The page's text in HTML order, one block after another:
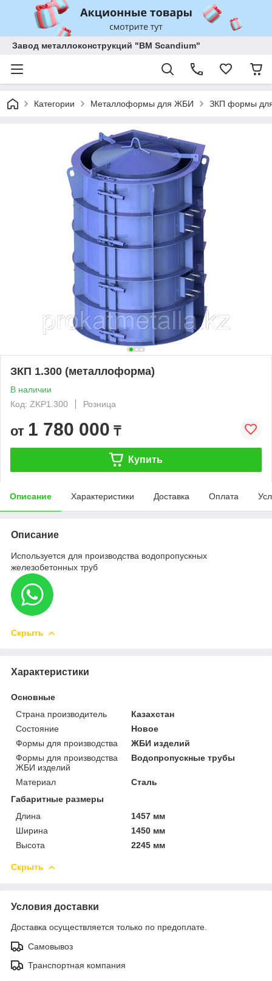
Завод металлоконструкций "BM Scandium"
Категории Металлоформы для ЖБИ ЗКП формы для
ЗКП 1.300 (металлоформа)
В наличии
Код: ZKP1.300
Розница
от 1 780 000 ₸
Купить
Описание Характеристики Доставка Оплата
Описание
Используется для производства водопропускных
железобетонных труб
Скрыть
Характеристики
Основные
Страна производитель
Казахстан
Состояние
Новое
Формы для производства
ЖБИ изделий
Формы для производства
ЖБИ изделий
Водопропускные трубы
Материал
Сталь
Габаритные размеры
Длина
1457 мм
Ширина
1450 мм
Высота
2245 мм
Скрыть
Условия доставки
Доставка осуществляется только по предоплате.
Самовывоз
Транспортная компания